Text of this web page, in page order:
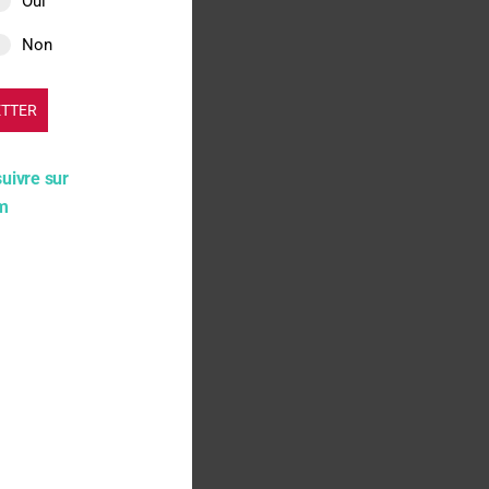
remettons à
travail et de
Non
sur